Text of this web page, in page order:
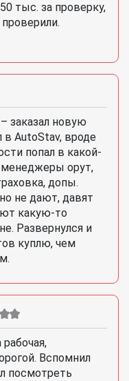
тыс. за проверку,
заказал новую
в AutoStav, вроде
попал в какой-
менеджеры орут,
допы.
не дают, давят
какую-то
Развернулся и
куплю, чем
Вспомнил
посмотреть